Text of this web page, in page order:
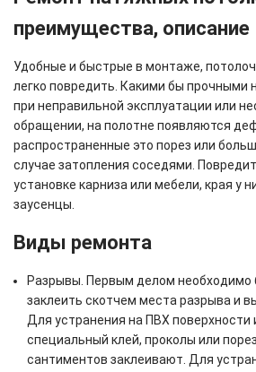
преимущества, описание
Удобные и быстрые в монтаже,
легко повредить. Какими бы прочными
при неправильной эксплуатации или
обращении, на полотне появляются
распространенные это порез или
случае затопления соседями.
установке карниза или мебели, края у
заусенцы.
Виды ремонта
Разрывы. Первым делом необходимо
заклеить скотчем места разрыва и
Для устранения на ПВХ поверхности
специальный клей, проколы или
сантиментов заклеивают. Для